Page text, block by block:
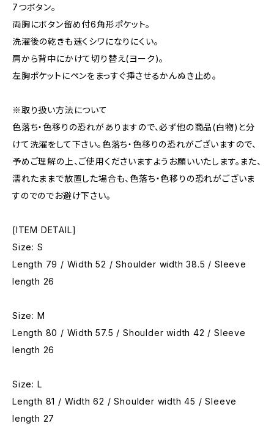
7つボタン。
両胸にボタン留め付6角形ポケット。
洗濯後の乾きも速くシワになりにくい。
肩から背中にかけて切り替え(ヨーク)。
左胸ポケットにペンをまっすぐ挿させるかんぬき止め。
※取り扱い方法について
色落ち・色移りの恐れがありますので、必ず他の商品(白物)と分
けて洗濯をして下さい。色落ち・色移りの恐れがございますので、
予めご理解の上、ご使用くださいますようお願いいたします。また、
濡れたままで放置した場合も、色落ち・色移りの恐れがございま
すのでのでお避け下さい。
[ITEM DETAIL]
Size: S
Length 79 / Width 52 / Shoulder width 38.5 / Sleeve
length 26
Size: M
Length 80 / Width 57.5 / Shoulder width 42 / Sleeve
length 26
Size: L
Length 81 / Width 62 / Shoulder width 45 / Sleeve
length 27